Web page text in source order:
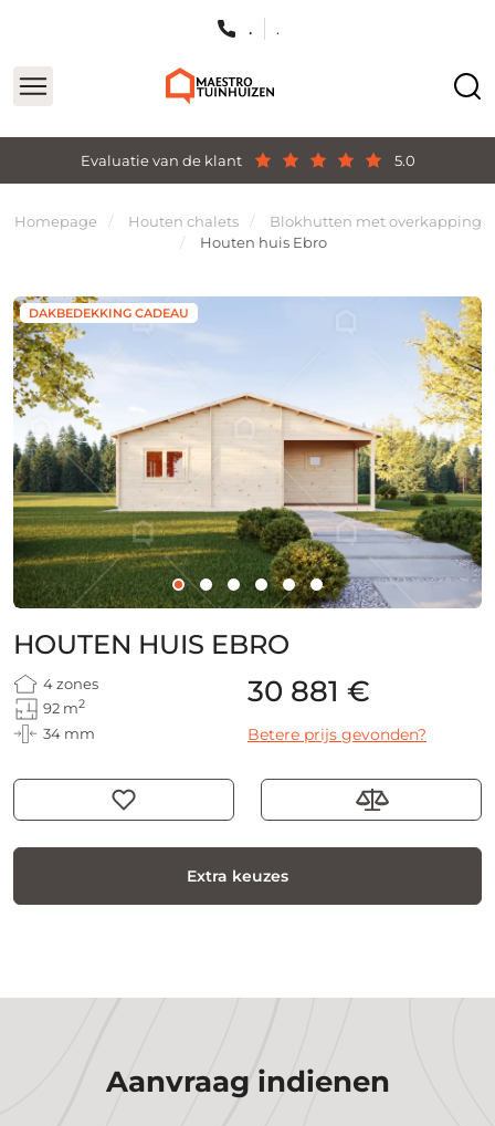
Evaluatie van de klant 5.0
. .
Homepage Houten chalets
Blokhutten met overkapping
Houten huis Ebro
DAKBEDEKKING CADEAU
HOUTEN HUIS EBRO
4 zones
92 m2
34 mm
30 881 €
Betere prijs gevonden?
Extra keuzes
Aanvraag indienen